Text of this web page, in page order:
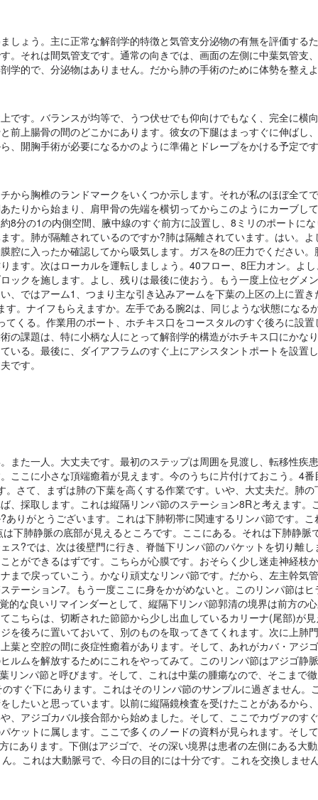
しょう。主に正常な解剖学的特徴と気管支分泌物の有無を評価する
。それは間気管支です。通常の向きでは、画面の左側に中葉気管支
的で、分泌物はありません。だから肺の手術のために体勢を整えよ
です。バランスが均等で、うつ伏せでも仰向けでもなく、完全に横
前上腸骨の間のどこかにあります。彼女の下腿はまっすぐに伸ばし
、開胸手術が必要になるかのように準備とドレープをかける予定です
から胸椎のランドマークをいくつか示します。それが私のほぼ全て
たりから始まり、肩甲骨の先端を横切ってからこのようにカーブし
8分の1の内側空間、腋中線のすぐ前方に設置し、8ミリのポートに
す。肺が隔離されているのですか?肺は隔離されています。はい。
腔に入ったか確認してから吸気します。ガスを8の圧力でください。
ます。次はローカルを運転しましょう。40フロー、8圧力オン。よ
ックを施します。よし、残りは最後に使おう。もう一度上位セグメ
、ではアーム1、つまり主な引き込みアームを下葉の上区の上に置
。ナイフもらえますか。左手である腕2は、同じような状態になる
くる。作業用のポート、ホチキス口をコースタルのすぐ後ろに設置
の課題は、特に小柄な人にとって解剖学的構造がホチキス口にかな
いる。最後に、ダイアフラムのすぐ上にアシスタントポートを設置
です。
また一人。大丈夫です。最初のステップは周囲を見渡し、転移性疾
ここに小さな頂端癒着が見えます。今のうちに片付けておこう。4
さて、まずは肺の下葉を高くする作業です。いや、大丈夫だ。肺
、採取します。これは縦隔リンパ節のステーション8Rと考えます。
りがとうございます。これは下肺靭帯に関連するリンパ節です。
下肺静脈の底部が見えるところです。ここにある。それは下肺静脈
ス?では、次は後壁門に行き、脊髄下リンパ節のパケットを切り離
とができるはずです。こちらが心膜です。おそらく少し迷走神経枝
まで戻っていこう。かなり頑丈なリンパ節です。だから、左主幹気
テーション7。もう一度ここに身をかがめないと。このリンパ節は
的な良いリマインダーとして、縦隔下リンパ節郭清の境界は前方の
こちらは、切断された節節から少し出血しているカリーナ(尾部)が
を後ろに置いておいて、別のものを取ってきてくれます。次に上肺
葉と空腔の間に炎症性癒着があります。そして、あれがカバ・アジ
ルムを解放するためにこれをやってみて。このリンパ節はアジゴ静
リンパ節と呼びます。そして、これは中葉の腫瘍なので、そこまで
すぐ下にあります。これはそのリンパ節のサンプルに過ぎません。
したいと思っています。以前に縦隔鏡検査を受けたことがあるから
、アジゴカバル接合部から始めました。そして、ここでカヴァのす
ケットに属します。ここで多くのノードの資料が見られます。そし
にあります。下側はアジゴで、その深い境界は患者の左側にある大
。これは大動脈弓で、今日の目的には十分です。これを交換しません